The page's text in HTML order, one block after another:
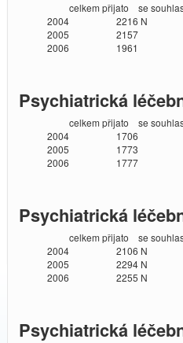
celkem přijato
se
2004
2216 N
2005
2157
2006
1961
Psychiatrická
celkem přijato
se
2004
1706
2005
1773
2006
1777
Psychiatrická
celkem přijato
se
2004
2106 N
2005
2294 N
2006
2255 N
Psychiatrická